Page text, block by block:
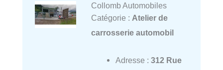
Collomb Automobiles
Catégorie : Atelier de
carrosserie automobil
Adresse : 312 Rue